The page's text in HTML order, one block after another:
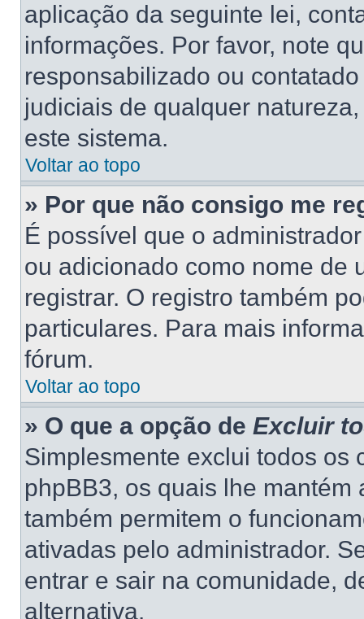
aplicação da seguinte lei,
informações. Por favor, note
responsabilizado ou
judiciais de qualquer
este sistema.
Voltar ao topo
» Por que não consigo me
É possível que o
ou adicionado como nome de
registrar. O registro também
particulares. Para mais
fórum.
Voltar ao topo
» O que a opção de Excluir
Simplesmente exclui todos os
phpBB3, os quais lhe
também permitem o
ativadas pelo administrador.
entrar e sair na comunidade,
alternativa.